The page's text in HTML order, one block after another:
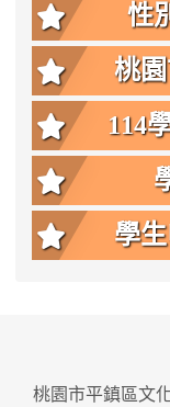
性
桃
114
學
桃園市平鎮區文